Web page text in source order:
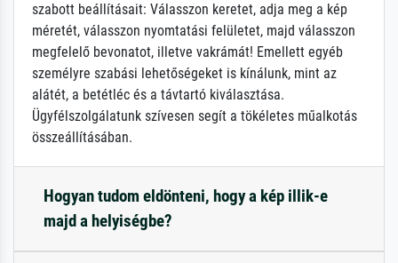
szabott beállításait: Válasszon keretet, adja meg a kép
méretét, válasszon nyomtatási felületet, majd válasszon
megfelelő bevonatot, illetve vakrámát! Emellett egyéb
személyre szabási lehetőségeket is kínálunk, mint az
alátét, a betétléc és a távtartó kiválasztása.
Ügyfélszolgálatunk szívesen segít a tökéletes műalkotás
összeállításában.
Hogyan tudom eldönteni, hogy a kép illik-e
majd a helyiségbe?